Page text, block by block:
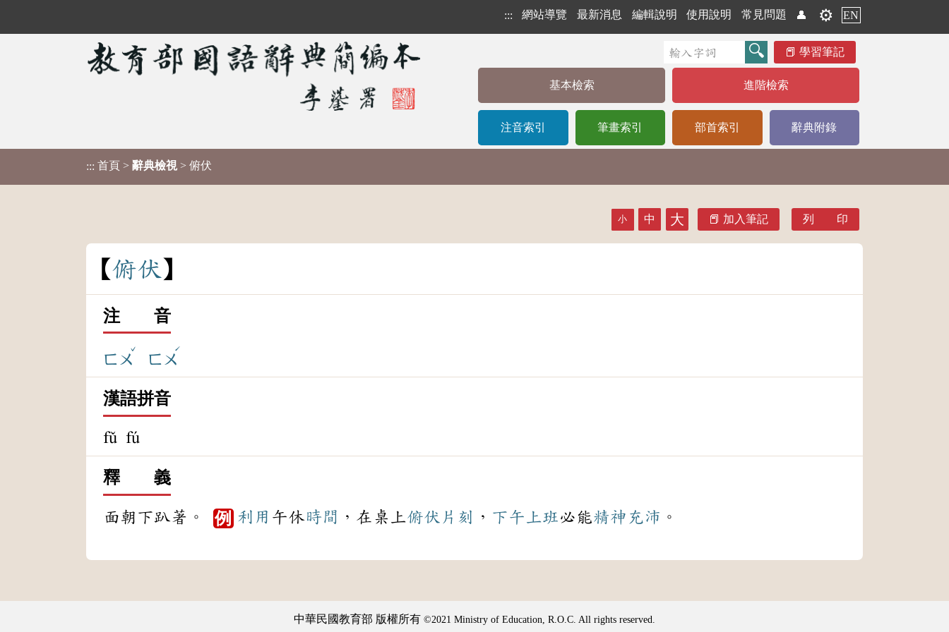
::: 網站導覽 最新消息 編輯說明 使用說明 常見問題 👤 ⚙️ EN
學習筆記
基本檢索 進階檢索
注音索引 筆畫索引 部首索引 辭典附錄
::: 首頁 > 辭典檢視 > 俯伏
小 中 大 加入筆記 列 印
俯伏
注 音
ㄈㄨ
ˇ
ㄈㄨ
ˊ
漢語拼音
fǔ fú
釋 義
面朝下趴著。 例 利用 午休時間 ，在桌上俯伏 片刻 ， 下午 上班必能精神 充沛 。
中華民國教育部 版權所有 ©2021 Ministry of Education, R.O.C. All rights reserved.